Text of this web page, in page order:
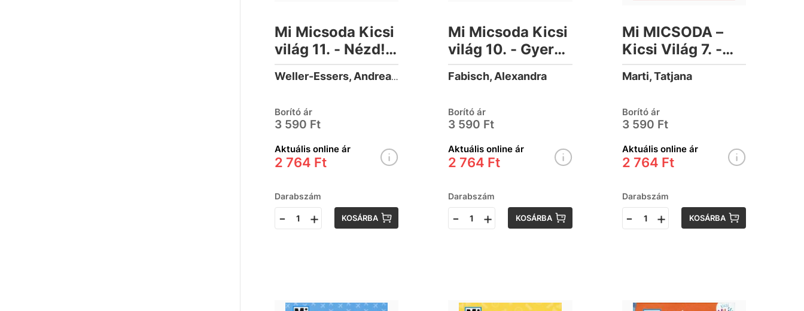
Mi Micsoda Kicsi
világ 11. - Nézd!
Markoló! - lapozó
Weller-Essers, Andrea (1977-)
Borító ár
3 590 Ft
Aktuális online ár
2 764 Ft
Darabszám
- + KOSÁRBA
Mi Micsoda Kicsi
világ 10. - Gyere,
mossunk fogat! -
lapozó
Fabisch, Alexandra
Borító ár
3 590 Ft
Aktuális online ár
2 764 Ft
Darabszám
- + KOSÁRBA
Mi MICSODA –
Kicsi Világ 7. -
Nínó, jönnek a
tűzoltók!
Marti, Tatjana
Borító ár
3 590 Ft
Aktuális online ár
2 764 Ft
Darabszám
- + KOSÁRBA